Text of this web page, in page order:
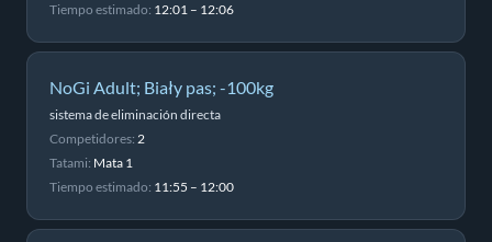
Tiempo estimado: 12:01 – 12:06
NoGi Adult; Biały pas; -100kg
sistema de eliminación directa
Competidores: 2
Tatami: Mata 1
Tiempo estimado: 11:55 – 12:00